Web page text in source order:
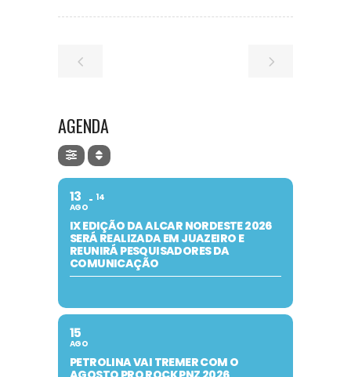
AGENDA
13
AGO
14
IX EDIÇÃO DA ALCAR NORDESTE 2026
SERÁ REALIZADA EM JUAZEIRO E
REUNIRÁ PESQUISADORES DA
COMUNICAÇÃO
15
AGO
PETROLINA VAI TREMER COM O